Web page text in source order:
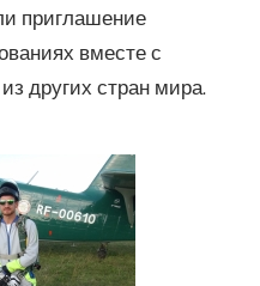
приглашение
вместе с
других стран мира.